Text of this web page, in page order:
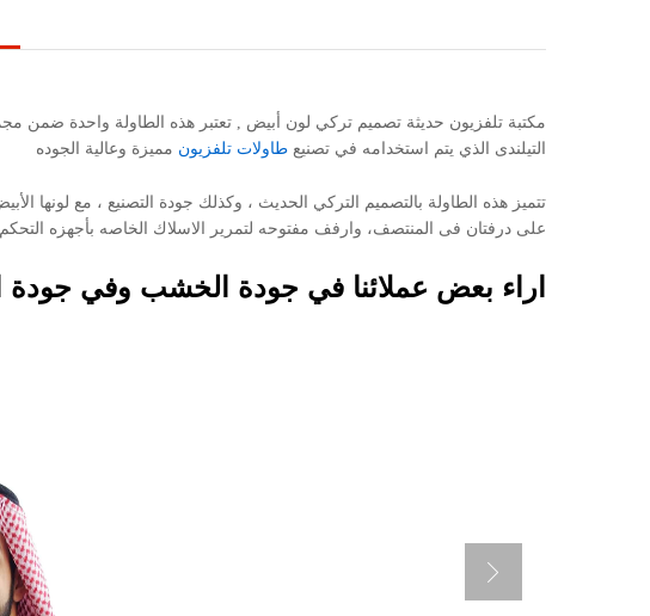
مكتبة تلفزيون حديثة تصميم تركي لون أبيض , تعتبر هذه الطاولة واحدة ضمن
التيلندى الذي يتم استخدامه في تصنيع طاولات تلفزيون مميزة وعالية الجوده
تتميز هذه الطاولة بالتصميم التركي الحديث ، وكذلك جودة التصنيع ، مع
على درفتان فى المنتصف، وارفف مفتوحه لتمرير الاسلاك الخاصه بأجهزه التحكم عن بعد ، وملحق معها قطعه تعلق ، بها
اراء بعض عملائنا في جودة الخشب وفي جودة